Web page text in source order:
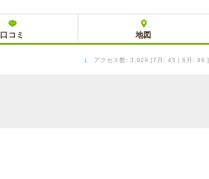
口コミ 地図
↓ アクセス数: 3,929 [7月: 45 | 6月: 46 ]